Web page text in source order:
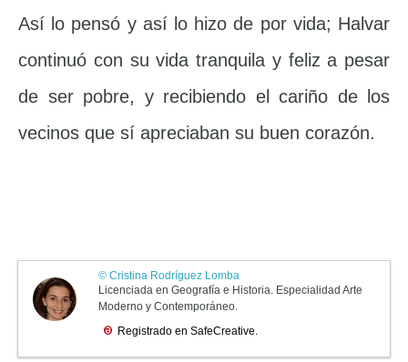
Así lo pensó y así lo hizo de por vida; Halvar
continuó con su vida tranquila y feliz a pesar
de ser pobre, y recibiendo el cariño de los
vecinos que sí apreciaban su buen corazón.